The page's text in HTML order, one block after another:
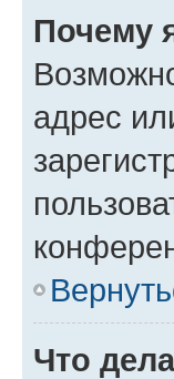
Почему
адрес
Что